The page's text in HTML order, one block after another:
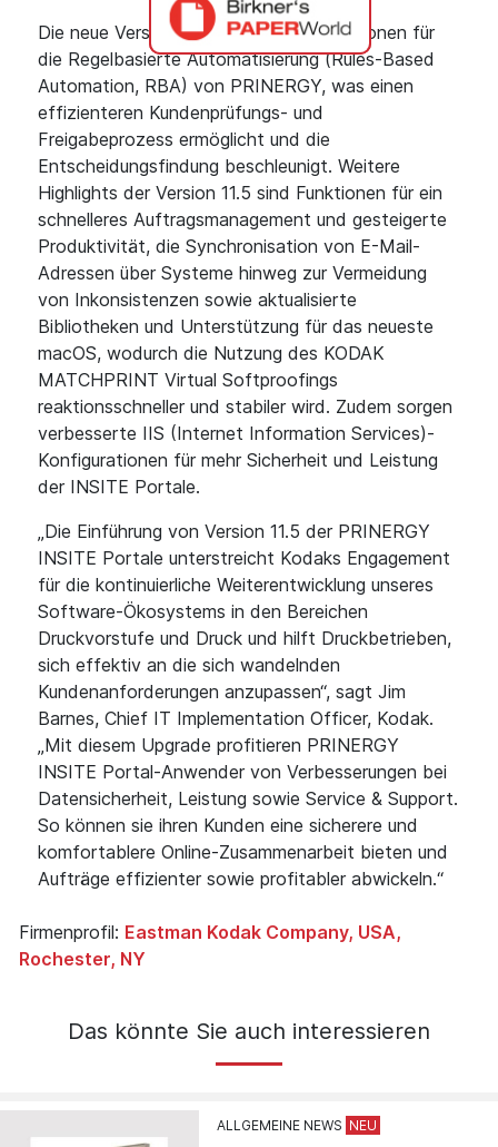
Die neue Version bietet zusätzliche Aktionen für
die Regelbasierte Automatisierung (Rules-Based
Automation, RBA) von PRINERGY, was einen
effizienteren Kundenprüfungs- und
Freigabeprozess ermöglicht und die
Entscheidungsfindung beschleunigt. Weitere
Highlights der Version 11.5 sind Funktionen für ein
schnelleres Auftragsmanagement und gesteigerte
Produktivität, die Synchronisation von E-Mail-
Adressen über Systeme hinweg zur Vermeidung
von Inkonsistenzen sowie aktualisierte
Bibliotheken und Unterstützung für das neueste
macOS, wodurch die Nutzung des KODAK
MATCHPRINT Virtual Softproofings
reaktionsschneller und stabiler wird. Zudem sorgen
verbesserte IIS (Internet Information Services)-
Konfigurationen für mehr Sicherheit und Leistung
der INSITE Portale.
„Die Einführung von Version 11.5 der PRINERGY
INSITE Portale unterstreicht Kodaks Engagement
für die kontinuierliche Weiterentwicklung unseres
Software-Ökosystems in den Bereichen
Druckvorstufe und Druck und hilft Druckbetrieben,
sich effektiv an die sich wandelnden
Kundenanforderungen anzupassen“, sagt Jim
Barnes, Chief IT Implementation Officer, Kodak.
„Mit diesem Upgrade profitieren PRINERGY
INSITE Portal-Anwender von Verbesserungen bei
Datensicherheit, Leistung sowie Service & Support.
So können sie ihren Kunden eine sicherere und
komfortablere Online-Zusammenarbeit bieten und
Aufträge effizienter sowie profitabler abwickeln.“
Firmenprofil: Eastman Kodak Company, USA,
Rochester, NY
Das könnte Sie auch interessieren
ALLGEMEINE NEWS